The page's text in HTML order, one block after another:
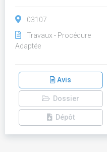
03107
Travaux - Procédure
Adaptée
Avis
Dossier
Dépôt